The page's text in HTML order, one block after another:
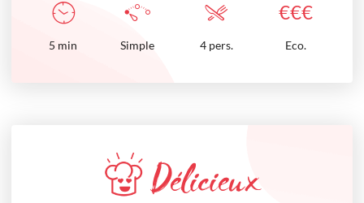
€€€
5 min Simple 4 pers. Eco.
Délicieux